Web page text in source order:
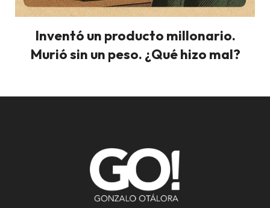
Inventó un producto millonario.
Murió sin un peso. ¿Qué hizo mal?